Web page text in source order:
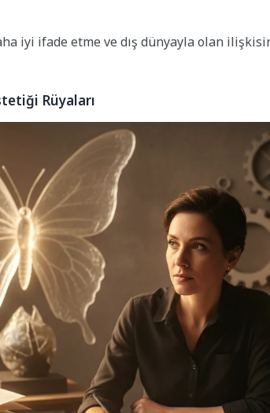
iyi ifade etme ve dış dünyayla olan
Rüyaları